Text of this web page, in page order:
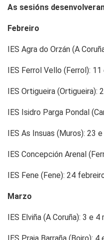
As sesións
Febreiro
IES Agra do Orzán (A
IES Ferrol Vello (Ferrol):
IES Ortigueira (Ortigueira):
IES Isidro Parga Pondal
IES As Insuas (Muros): 23
IES Concepción Arenal
IES Fene (Fene): 24
Marzo
IES Elviña (A Coruña): 3 e 4